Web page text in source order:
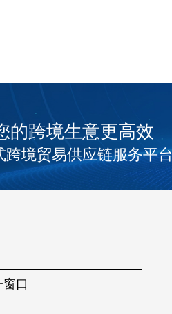
的跨境生意更高效
境贸易供应链服务平
口